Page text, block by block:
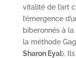
vitalité de l’art
l’émergence
biberonnés à
la méthode
Sharon Eyal).